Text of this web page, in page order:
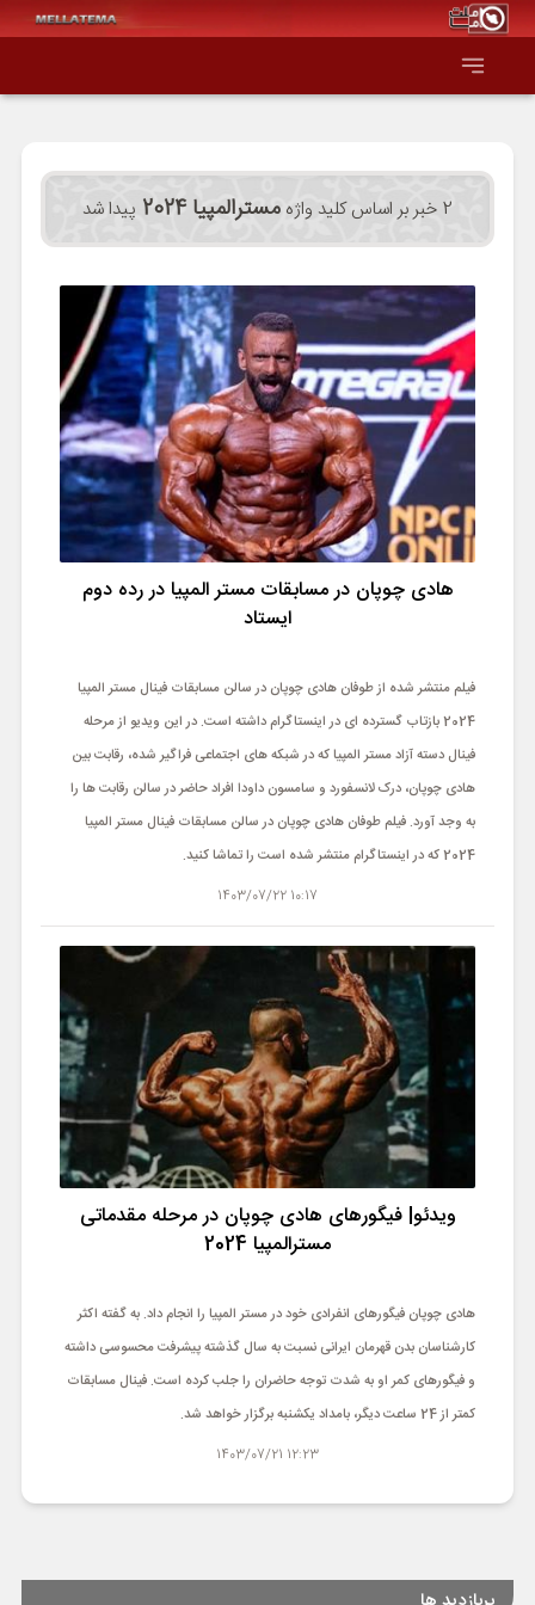
صفحه اصلی
اقتصاد
سیاست و جهان
جامعه و فرهنگ
دانش و فناوری
ورزشی
حوادث
چند رسانه ای
2 خبر بر اساس کلید واژه مسترالمپیا 2024 پیدا شد
هادی چوپان در مسابقات مستر المپیا در رده دوم
ایستاد
فیلم منتشر شده از طوفان هادی چوپان در سالن مسابقات فینال مستر المپیا
2024 بازتاب گسترده ای در اینستاگرام داشته است. در این ویدیو از مرحله
فینال دسته آزاد مستر المپیا که در شبکه های اجتماعی فراگیر شده، رقابت بین
هادی چوپان، درک لانسفورد و سامسون داودا افراد حاضر در سالن رقابت ها را
به وجد آورد. فیلم طوفان هادی چوپان در سالن مسابقات فینال مستر المپیا
2024 که در اینستاگرام منتشر شده است را تماشا کنید.
10:17 1403/07/22
ویدئو| فیگورهای هادی چوپان در مرحله مقدماتی
مسترالمپیا 2024
هادی چوپان فیگورهای انفرادی خود در مستر المپیا را انجام داد. به گفته اکثر
کارشناسان بدن قهرمان ایرانی نسبت به سال گذشته پیشرفت محسوسی داشته
و فیگورهای کمر او به شدت توجه حاضران را جلب کرده است. فینال مسابقات
کمتر از 24 ساعت دیگر، بامداد یکشنبه برگزار خواهد شد.
12:23 1403/07/21